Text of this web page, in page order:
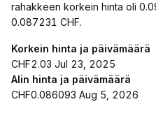
rahakkeen korkein hinta oli
0.087231 CHF.
Korkein hinta ja päivämäärä
CHF2.03 Jul 23, 2025
Alin hinta ja päivämäärä
CHF0.086093 Aug 5, 2026